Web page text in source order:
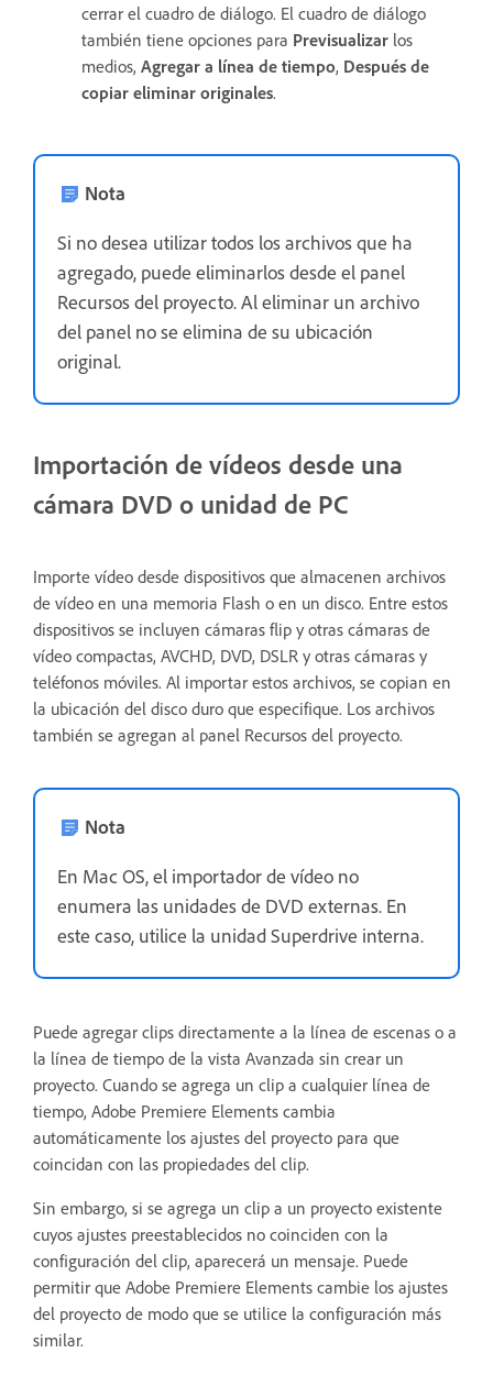
cerrar el cuadro de diálogo. El cuadro de diálogo
también tiene opciones para Previsualizar los
medios, Agregar a línea de tiempo, Después de
copiar eliminar originales.
Nota
Si no desea utilizar todos los archivos que ha
agregado, puede eliminarlos desde el panel
Recursos del proyecto. Al eliminar un archivo
del panel no se elimina de su ubicación
original.
Importación de vídeos desde una
cámara DVD o unidad de PC
Importe vídeo desde dispositivos que almacenen archivos
de vídeo en una memoria Flash o en un disco. Entre estos
dispositivos se incluyen cámaras flip y otras cámaras de
vídeo compactas, AVCHD, DVD, DSLR y otras cámaras y
teléfonos móviles. Al importar estos archivos, se copian en
la ubicación del disco duro que especifique. Los archivos
también se agregan al panel Recursos del proyecto.
Nota
En Mac OS, el importador de vídeo no
enumera las unidades de DVD externas. En
este caso, utilice la unidad Superdrive interna.
Puede agregar clips directamente a la línea de escenas o a
la línea de tiempo de la vista Avanzada sin crear un
proyecto. Cuando se agrega un clip a cualquier línea de
tiempo, Adobe Premiere Elements cambia
automáticamente los ajustes del proyecto para que
coincidan con las propiedades del clip.
Sin embargo, si se agrega un clip a un proyecto existente
cuyos ajustes preestablecidos no coinciden con la
configuración del clip, aparecerá un mensaje. Puede
permitir que Adobe Premiere Elements cambie los ajustes
del proyecto de modo que se utilice la configuración más
similar.